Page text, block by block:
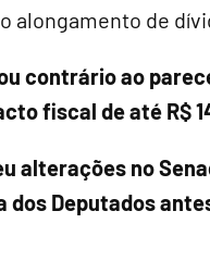
alongamento de
contrário ao
fiscal de até R$
alterações no
dos Deputados